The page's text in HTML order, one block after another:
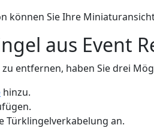
können Sie Ihre
aus Event
entfernen, haben Sie drei
hinzu.
Türklingelverkabelung an.